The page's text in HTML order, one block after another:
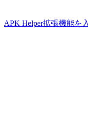
APK Helper拡張機能を